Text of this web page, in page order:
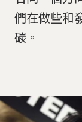
們在做些和
碳。